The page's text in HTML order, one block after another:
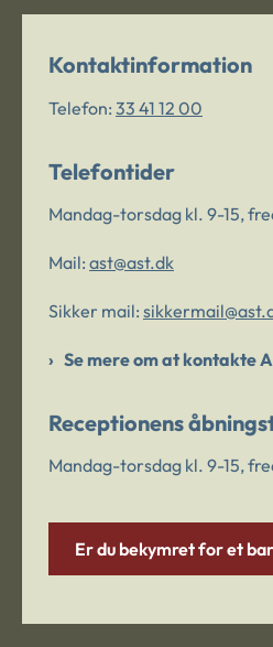
Kontaktinformation
Telefon: 33 41 12 00
Telefontider
Mandag-torsdag kl. 9-15,
Mail: ast@ast.dk
Sikker mail:
Se mere om at kontakte
Receptionens
Mandag-torsdag kl. 9-15,
Er du bekymret for et